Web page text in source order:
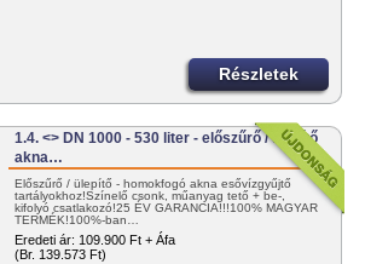
Részletek
1.4. <> DN 1000 - 530 liter - előszűrő / ülepítő
akna…
Előszűrő / ülepítő - homokfogó akna esővízgyűjtő
tartályokhoz!Színelő csonk, műanyag tető + be-,
kifolyó csatlakozó!25 ÉV GARANCIA!!!100% MAGYAR
TERMÉK!100%-ban…
Eredeti ár: 109.900 Ft + Áfa
(Br. 139.573 Ft)